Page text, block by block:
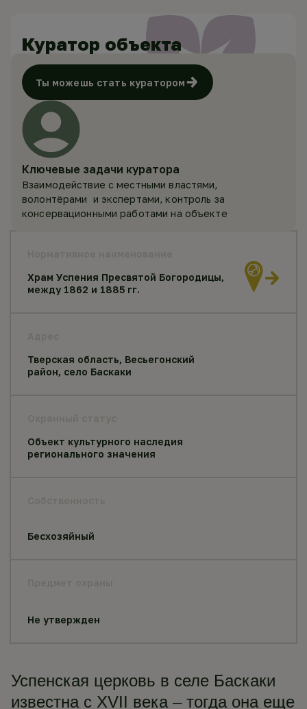
Храм Успения Пресвятой Богородицы,
между 1862 и 1885 гг.
Тверская область, Весьегонский
район, село Баскаки
Объект культурного наследия
регионального значения
Бесхозяйный
Не утвержден
Куратор объекта
Ты можешь стать куратором
Ключевые задачи куратора
Взаимодействие с местными властями,
волонтёрами и экспертами, контроль за
консервационными работами на объекте
Успенская церковь в селе Баскаки
известна с XVII века – тогда она еще